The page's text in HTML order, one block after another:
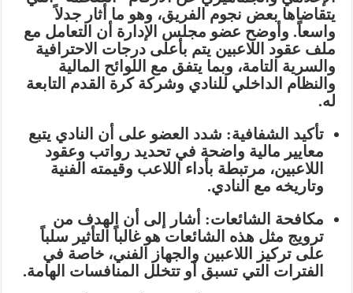
يتقاضاها بعض نجوم الفريق، وهو ما أثار جدلاً
واسعاً. وأوضح عضو مجلس الإدارة أن التعامل مع
ملف عقود اللاعبين يتم بأعلى درجات الاحترافية
والسرية التامة، وبما يتفق مع اللوائح المالية
والنظام الداخلي للنادي وشركة كرة القدم التابعة
له.
تأكيد الشفافية: شدد العضو على أن النادي يتبع
معايير مالية واضحة في تحديد رواتب وعقود
اللاعبين، مرتبطة بأداء اللاعب وقيمته الفنية
وتاريخه مع النادي.
مكافحة الشائعات: أشار إلى أن الهدف من
ترويج مثل هذه الشائعات هو غالباً التأثير سلباً
على تركيز اللاعبين والجهاز الفني، خاصة في
الفترات التي تسبق أو تتخلل المنافسات الهامة.